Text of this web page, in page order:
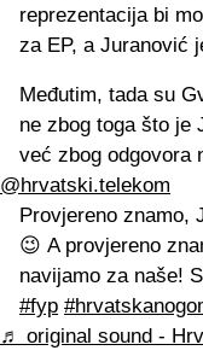
reprezentacija bi
za EP, a Juranović
Međutim, tada su
ne zbog toga što je
već zbog odgovora
@hrvatski.telekom
Provjereno znamo,
😉 A provjereno
navijamo za naše!
#fyp
♬ original sound -